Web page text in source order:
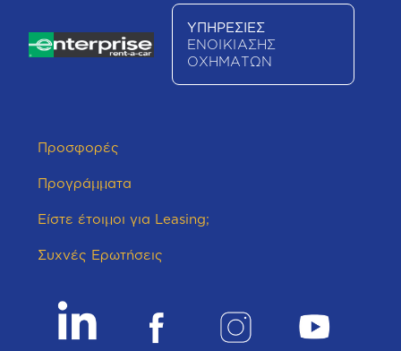
ΥΠΗΡΕΣΙΕΣ
ΕΝΟΙΚΙΑΣΗΣ
ΟΧΗΜΑΤΩΝ
Προσφορές
Προγράμματα
Είστε έτοιμοι για Leasing;
Συχνές Ερωτήσεις